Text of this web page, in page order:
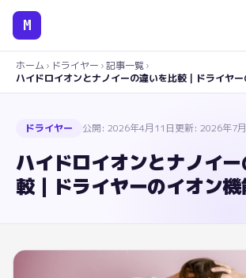
M
ホーム › ドライヤー ›記事一覧›
ハイドロイオンとナノイーの違いを比較｜ドライヤ
ドライヤー 公開: 2026年4月11日更新: 2026年7
ハイドロイオンとナノイ
較｜ドライヤーのイオン